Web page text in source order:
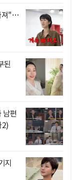
져"…
된
남편
2)
지